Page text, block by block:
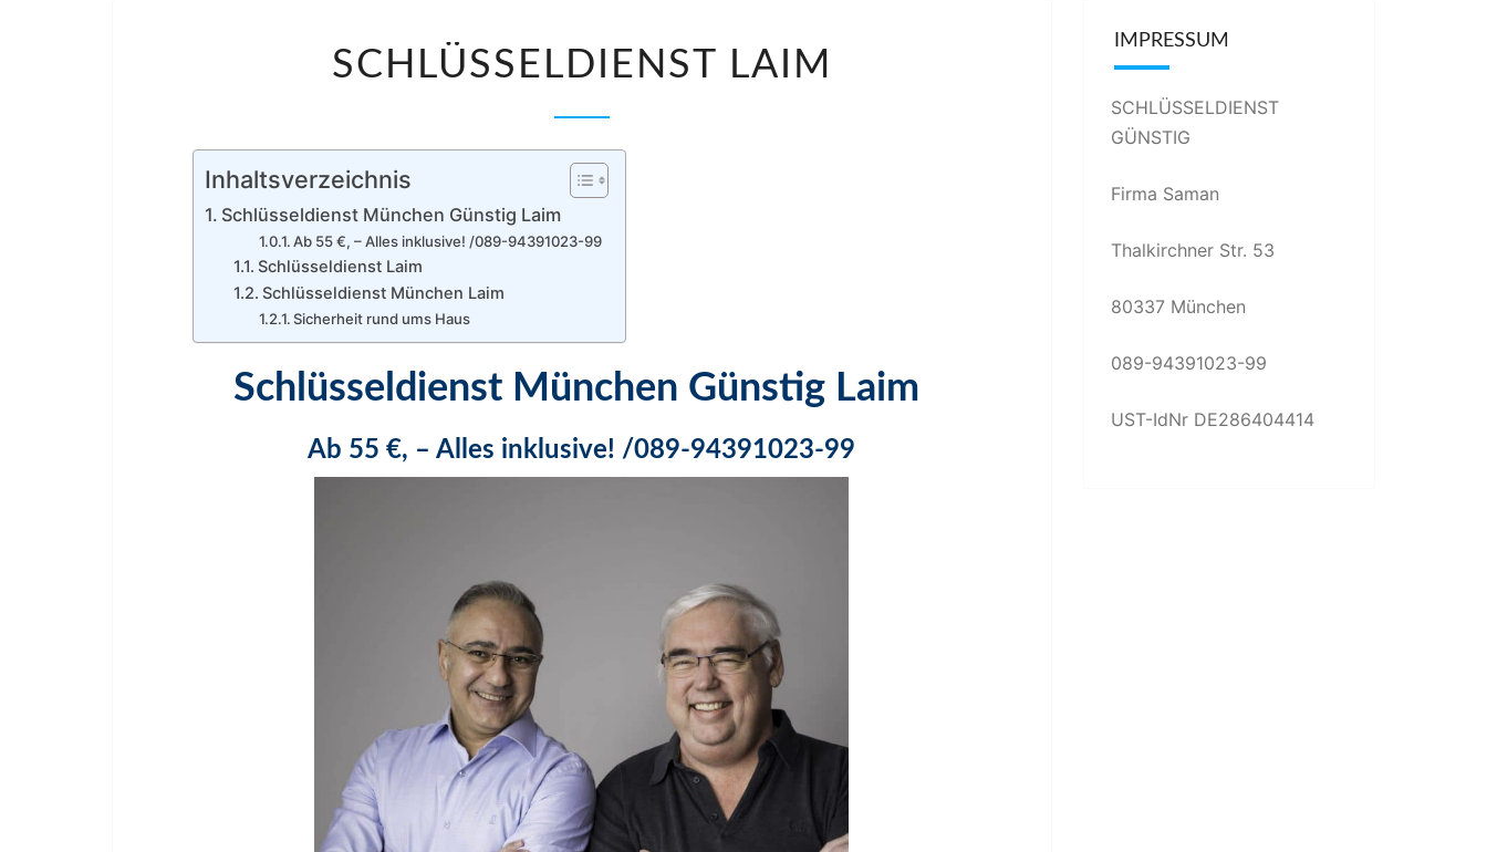
LAIM
SCHLÜSSELDIENST LAIM
Inhaltsverzeichnis
Schlüsseldienst München Günstig Laim
Ab 55 €, – Alles inklusive! /089-94391023-99
Schlüsseldienst Laim
Schlüsseldienst München Laim
Sicherheit rund ums Haus
Schlüsseldienst München Günstig Laim
Ab 55 €, – Alles inklusive! /089-94391023-99
IMPRESSUM
SCHLÜSSELDIENST
GÜNSTIG
Firma Saman
Thalkirchner Str. 53
80337 München
089-94391023-99
UST-IdNr DE286404414